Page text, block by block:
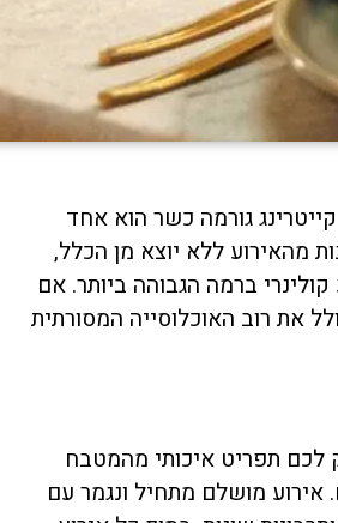
גורמה כשר הוא אחד
מהאירוע ללא יוצא מן הכלל,
ברמה הגבוהה ביותר. אם
את רוב האוכלוסייה המסורתית
לכם תפריט איכותי מהמטבח
מושלם מתחיל ונגמר עם